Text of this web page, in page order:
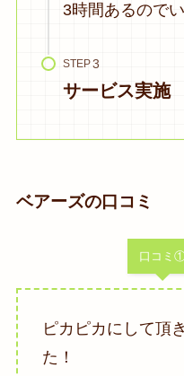
3時間あるので
STEP
サービス実施
ベアーズの口コミ
口コミ
ピカピカにして頂
た！